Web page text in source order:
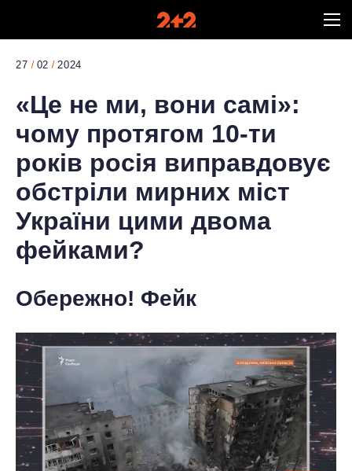
27 02 2024
«Це не ми, вони самі»:
чому протягом 10-ти
років росія виправдовує
обстріли мирних міст
України цими двома
фейками?
Обережно! Фейк